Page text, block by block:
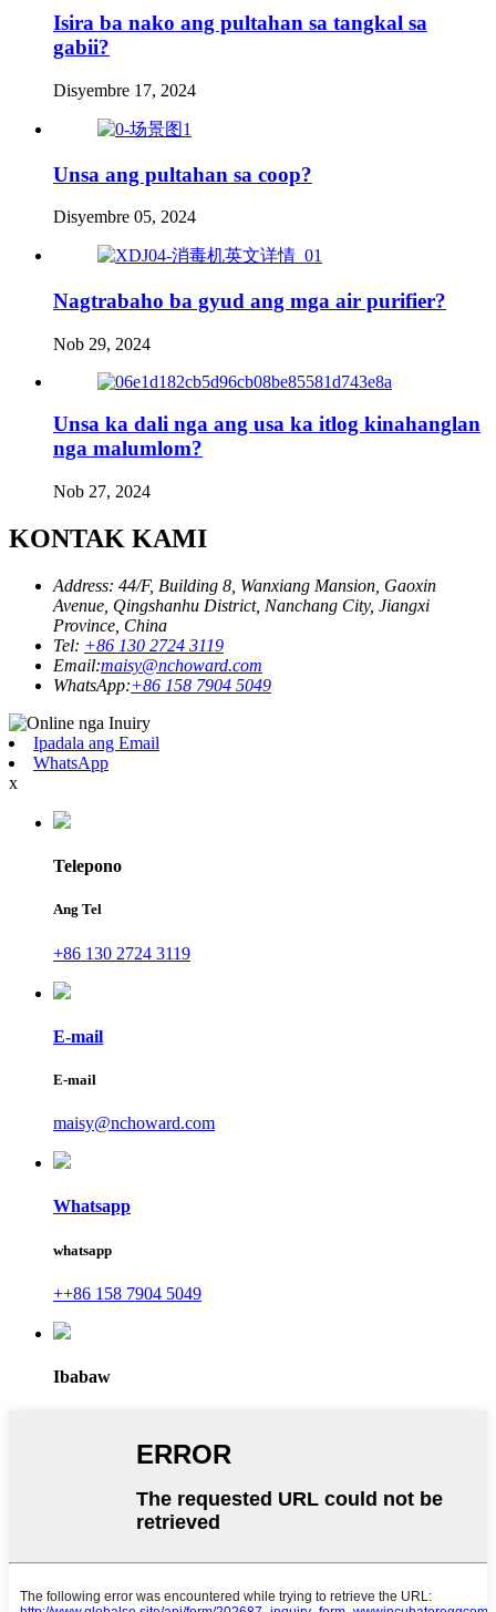
Isira ba nako ang pultahan sa tangkal sa
gabii?
Disyembre 17, 2024
Unsa ang pultahan sa coop?
Disyembre 05, 2024
Nagtrabaho ba gyud ang mga air purifier?
Nob 29, 2024
Unsa ka dali nga ang usa ka itlog kinahanglan
nga malumlom?
Nob 27, 2024
KONTAK KAMI
Address: 44/F, Building 8, Wanxiang Mansion, Gaoxin
Avenue, Qingshanhu District, Nanchang City, Jiangxi
Province, China
Tel: +86 130 2724 3119
Email:maisy@nchoward.com
WhatsApp:+86 158 7904 5049
Ipadala ang Email
WhatsApp
x
Telepono
Ang Tel
+86 130 2724 3119
E-mail
E-mail
maisy@nchoward.com
Whatsapp
whatsapp
++86 158 7904 5049
Ibabaw